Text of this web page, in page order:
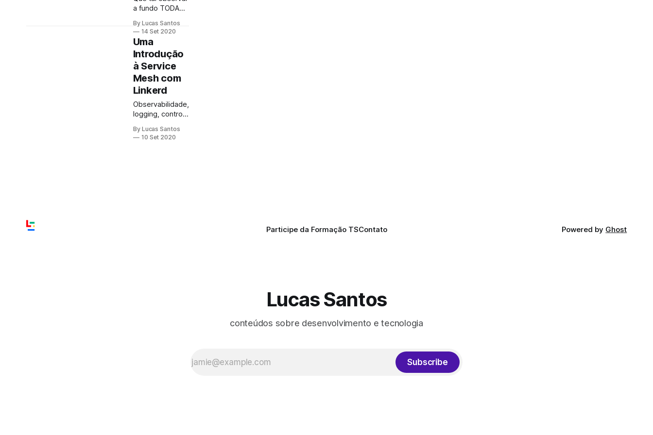
a fundo TODAS
seu sistema e
conseguir
entender
quando tudo
aconteceu?
Vamos instalar o
Jaeger e ter
todo esse
poder!
By Lucas Santos
14 Set 2020
Uma
Introdução
à Service
Mesh com
Linkerd
Observabilidade,
logging, controle
o que você
By Lucas Santos
10 Set 2020
Participe da Formação TSContato Powered by Ghost
Lucas Santos
conteúdos sobre desenvolvimento e tecnologia
Subscribe